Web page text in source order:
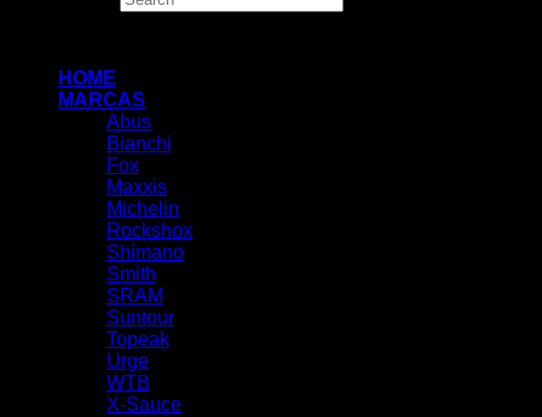
HOME
MARCAS
Abus
Bianchi
Fox
Maxxis
Michelin
Rockshox
Shimano
Smith
SRAM
Suntour
Topeak
Urge
WTB
X-Sauce